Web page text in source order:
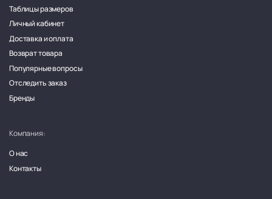
Таблицы размеров
Личный кабинет
Доставка и оплата
Возврат товара
Популярные вопросы
Отследить заказ
Бренды
Компания:
О нас
Контакты